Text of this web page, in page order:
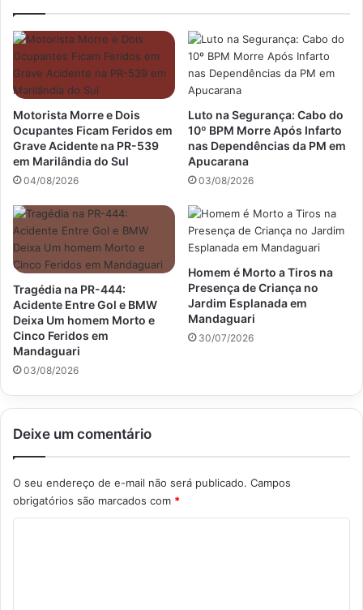
Motorista Morre e Dois
Ocupantes Ficam Feridos em
Grave Acidente na PR-539
em Marilândia do Sul
04/08/2026
Luto na Segurança: Cabo do
10º BPM Morre Após Infarto
nas Dependências da PM em
Apucarana
03/08/2026
Tragédia na PR-444:
Acidente Entre Gol e BMW
Deixa Um homem Morto e
Cinco Feridos em
Mandaguari
03/08/2026
Homem é Morto a Tiros na
Presença de Criança no
Jardim Esplanada em
Mandaguari
30/07/2026
Deixe um comentário
O seu endereço de e-mail não será publicado. Campos
obrigatórios são marcados com *